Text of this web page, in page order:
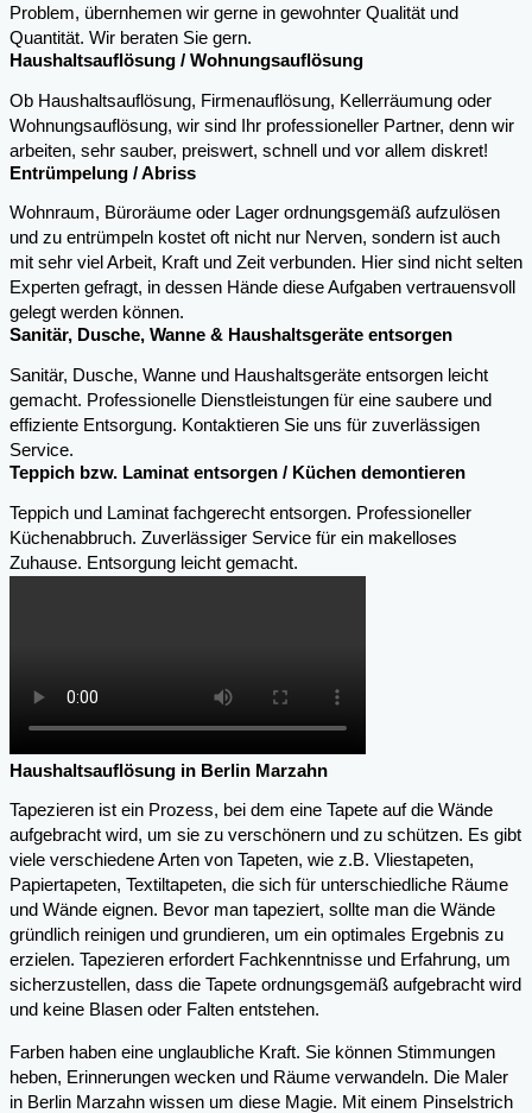
Problem, übernhemen wir gerne in gewohnter Qualität und
Quantität. Wir beraten Sie gern.
Haushaltsauflösung / Wohnungsauflösung
Ob Haushaltsauflösung, Firmenauflösung, Kellerräumung oder
Wohnungsauflösung, wir sind Ihr professioneller Partner, denn wir
arbeiten, sehr sauber, preiswert, schnell und vor allem diskret!
Entrümpelung / Abriss
Wohnraum, Büroräume oder Lager ordnungsgemäß aufzulösen
und zu entrümpeln kostet oft nicht nur Nerven, sondern ist auch
mit sehr viel Arbeit, Kraft und Zeit verbunden. Hier sind nicht selten
Experten gefragt, in dessen Hände diese Aufgaben vertrauensvoll
gelegt werden können.
Sanitär, Dusche, Wanne & Haushaltsgeräte entsorgen
Sanitär, Dusche, Wanne und Haushaltsgeräte entsorgen leicht
gemacht. Professionelle Dienstleistungen für eine saubere und
effiziente Entsorgung. Kontaktieren Sie uns für zuverlässigen
Service.
Teppich bzw. Laminat entsorgen / Küchen demontieren
Teppich und Laminat fachgerecht entsorgen. Professioneller
Küchenabbruch. Zuverlässiger Service für ein makelloses
Zuhause. Entsorgung leicht gemacht.
Haushaltsauflösung in Berlin Marzahn
Tapezieren ist ein Prozess, bei dem eine Tapete auf die Wände
aufgebracht wird, um sie zu verschönern und zu schützen. Es gibt
viele verschiedene Arten von Tapeten, wie z.B. Vliestapeten,
Papiertapeten, Textiltapeten, die sich für unterschiedliche Räume
und Wände eignen. Bevor man tapeziert, sollte man die Wände
gründlich reinigen und grundieren, um ein optimales Ergebnis zu
erzielen. Tapezieren erfordert Fachkenntnisse und Erfahrung, um
sicherzustellen, dass die Tapete ordnungsgemäß aufgebracht wird
und keine Blasen oder Falten entstehen.
Farben haben eine unglaubliche Kraft. Sie können Stimmungen
heben, Erinnerungen wecken und Räume verwandeln. Die Maler
in Berlin Marzahn wissen um diese Magie. Mit einem Pinselstrich